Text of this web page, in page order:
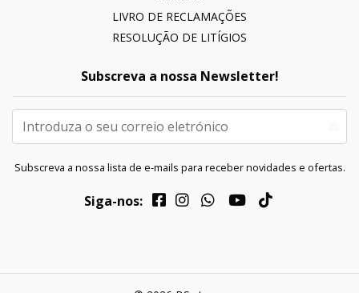
LIVRO DE RECLAMAÇÕES
RESOLUÇÃO DE LITÍGIOS
Subscreva a nossa Newsletter!
Subscreva a nossa lista de e-mails para receber novidades e ofertas.
Siga-nos: